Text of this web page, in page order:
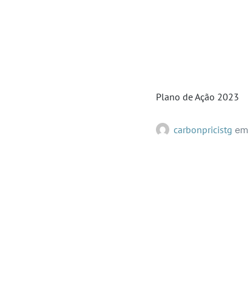
Plano de Ação 2023
carbonpricistg em